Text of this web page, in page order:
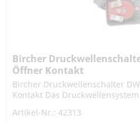
Bircher
Öffner Kontakt
Bircher Druckwellenschalter
Kontakt Das
Personen und...
Artikel-Nr.: 42313